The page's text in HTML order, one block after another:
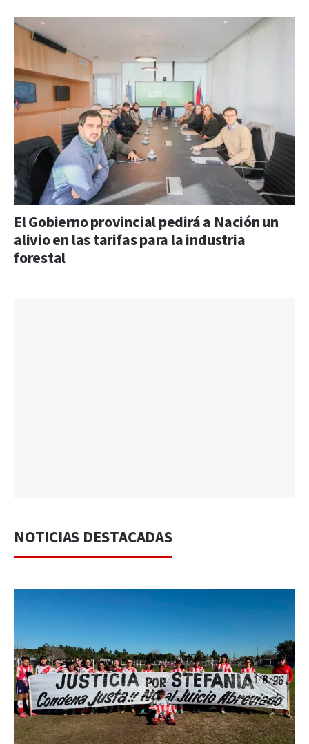
El Gobierno provincial pedirá a Nación un
alivio en las tarifas para la industria
forestal
NOTICIAS DESTACADAS